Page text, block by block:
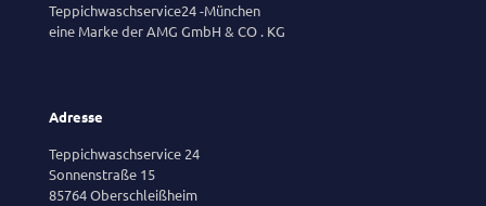
Teppichwaschservice24 -München
eine Marke der AMG GmbH & CO . KG
Adresse
Teppichwaschservice 24
Sonnenstraße 15
85764 Oberschleißheim